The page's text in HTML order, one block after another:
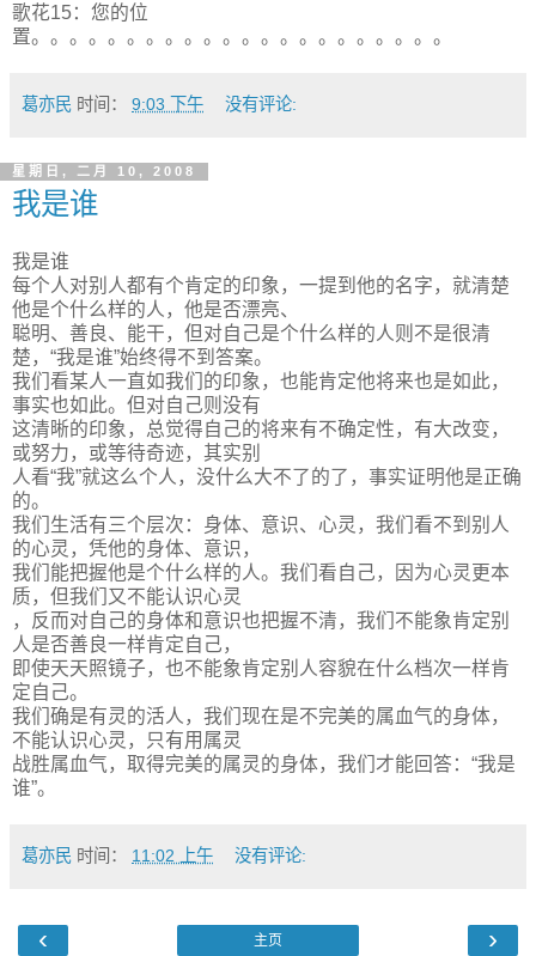
歌花15：您的位
置。。。。。。。。。。。。。。。。。。。。。。
葛亦民 时间： 9:03 下午 没有评论:
星期日, 二月 10, 2008
我是谁
我是谁
每个人对别人都有个肯定的印象，一提到他的名字，就清楚
他是个什么样的人，他是否漂亮、
聪明、善良、能干，但对自己是个什么样的人则不是很清
楚，“我是谁”始终得不到答案。
我们看某人一直如我们的印象，也能肯定他将来也是如此，
事实也如此。但对自己则没有
这清晰的印象，总觉得自己的将来有不确定性，有大改变，
或努力，或等待奇迹，其实别
人看“我”就这么个人，没什么大不了的了，事实证明他是正确
的。
我们生活有三个层次：身体、意识、心灵，我们看不到别人
的心灵，凭他的身体、意识，
我们能把握他是个什么样的人。我们看自己，因为心灵更本
质，但我们又不能认识心灵
，反而对自己的身体和意识也把握不清，我们不能象肯定别
人是否善良一样肯定自己，
即使天天照镜子，也不能象肯定别人容貌在什么档次一样肯
定自己。
我们确是有灵的活人，我们现在是不完美的属血气的身体，
不能认识心灵，只有用属灵
战胜属血气，取得完美的属灵的身体，我们才能回答：“我是
谁”。
葛亦民 时间： 11:02 上午 没有评论:
‹ ›
主页